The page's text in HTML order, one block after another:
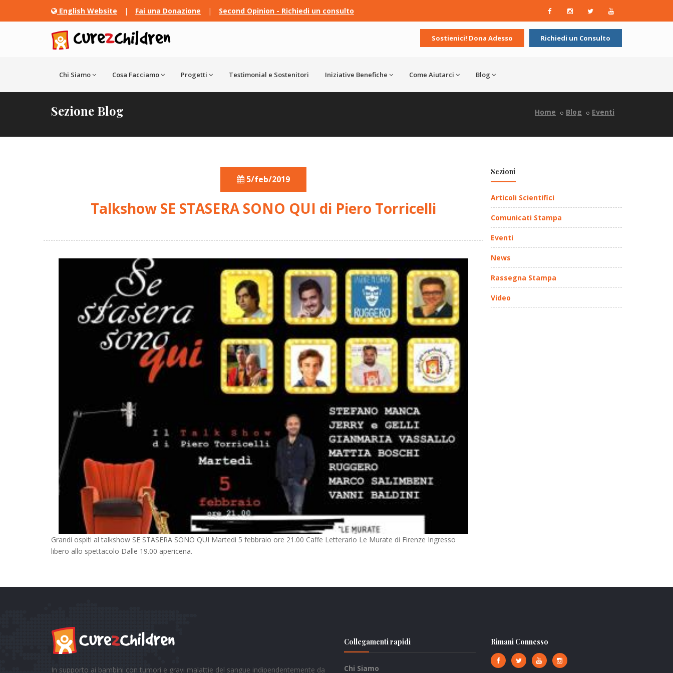
English Website | Fai una Donazione | Second Opinion - Richiedi un consulto
Sostienici! Dona Adesso Richiedi un Consulto
Chi Siamo Cosa Facciamo Progetti Testimonial e Sostenitori Iniziative Benefiche Come Aiutarci Blog
Sezione Blog Home Blog Eventi
5/feb/2019
Talkshow SE STASERA SONO QUI di Piero Torricelli
Grandi ospiti al talkshow SE STASERA SONO QUI Martedi 5 febbraio ore 21.00 Caffe Letterario Le Murate di Firenze Ingresso
libero allo spettacolo Dalle 19.00 apericena.
Sezioni
Articoli Scientifici
Comunicati Stampa
Eventi
News
Rassegna Stampa
Video
In supporto ai bambini con tumori e gravi malattie del sangue indipendentemente da
Collegamenti rapidi
Chi Siamo
Rimani Connesso